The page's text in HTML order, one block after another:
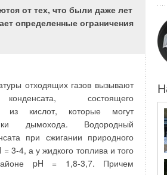
от тех, что были даже лет
определенные ограничения
отходящих газов вызывают
состоящего
из кислот, которые могут
дымохода. Водородный
при сжигании природного
= 3-4, а у жидкого топлива и того
pH = 1,8-3,7. Причем
эффективным стимулом для
необходимо обеспечить
в 2010 году; количество
составляет примерно 1,9
80 млн счетчиков воды
что составляет прирост
в котором является Китай* .
воды воспринимается как
эффективного
что естественно, если